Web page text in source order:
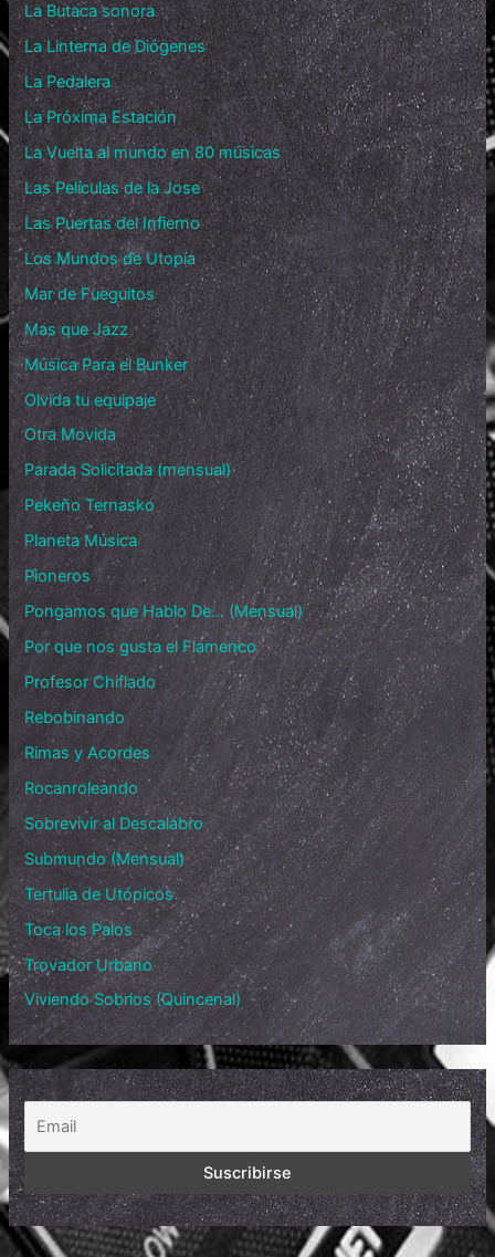
La Butaca sonora
La Linterna de Diógenes
La Pedalera
La Próxima Estación
La Vuelta al mundo en 80 músicas
Las Películas de la Jose
Las Puertas del Infierno
Los Mundos de Utopía
Mar de Fueguitos
Mas que Jazz
Música Para el Bunker
Olvida tu equipaje
Otra Movida
Parada Solicitada (mensual)
Pekeño Ternasko
Planeta Música
Pioneros
Pongamos que Hablo De… (Mensual)
Por que nos gusta el Flamenco
Profesor Chiflado
Rebobinando
Rimas y Acordes
Rocanroleando
Sobrevivir al Descalabro
Submundo (Mensual)
Tertulia de Utópicos
Toca los Palos
Trovador Urbano
Viviendo Sobrios (Quincenal)